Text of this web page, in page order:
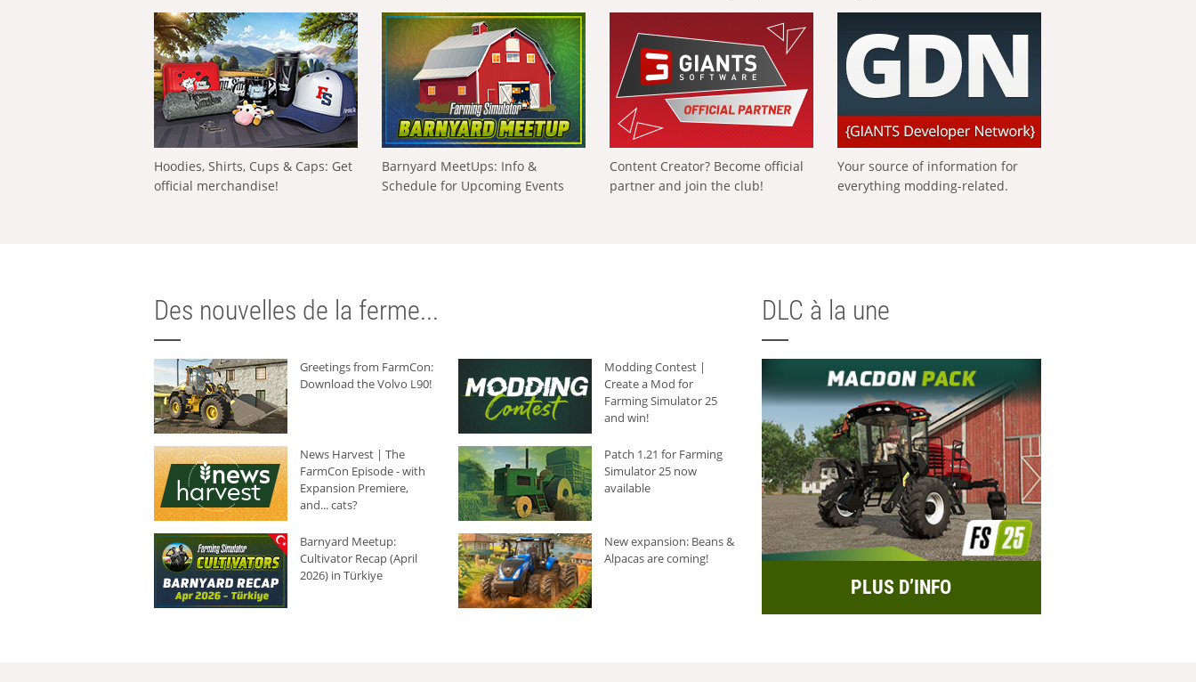
Hoodies, Shirts, Cups & Caps: Get
official merchandise!
Barnyard MeetUps: Info &
Schedule for Upcoming Events
Content Creator? Become official
partner and join the club!
Your source of information for
everything modding-related.
Des nouvelles de la ferme...
Greetings from FarmCon:
Download the Volvo L90!
Modding Contest |
Create a Mod for
Farming Simulator 25
and win!
News Harvest | The
FarmCon Episode - with
Expansion Premiere,
and... cats?
Patch 1.21 for Farming
Simulator 25 now
available
Barnyard Meetup:
Cultivator Recap (April
2026) in Türkiye
New expansion: Beans &
Alpacas are coming!
DLC à la une
PLUS D’INFO